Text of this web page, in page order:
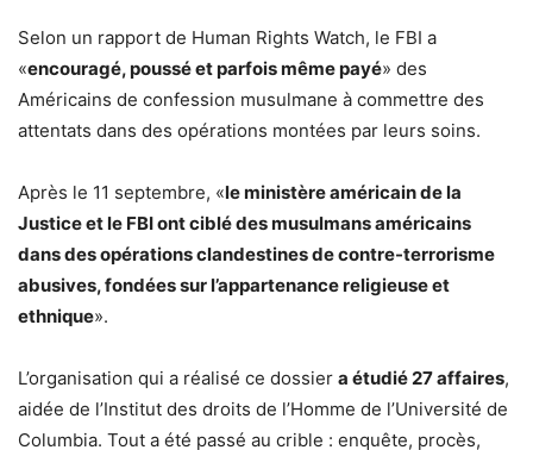
Selon un rapport de Human Rights Watch, le FBI a
«encouragé, poussé et parfois même payé» des
Américains de confession musulmane à commettre des
attentats dans des opérations montées par leurs soins.
Après le 11 septembre, «le ministère américain de la
Justice et le FBI ont ciblé des musulmans américains
dans des opérations clandestines de contre-terrorisme
abusives, fondées sur l’appartenance religieuse et
ethnique».
L’organisation qui a réalisé ce dossier a étudié 27 affaires,
aidée de l’Institut des droits de l’Homme de l’Université de
Columbia. Tout a été passé au crible : enquête, procès,